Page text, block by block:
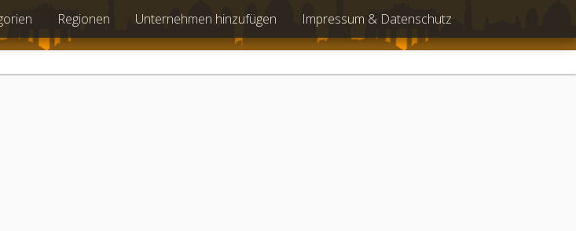
Regionen Unternehmen hinzufügen Impressum & Datenschutz